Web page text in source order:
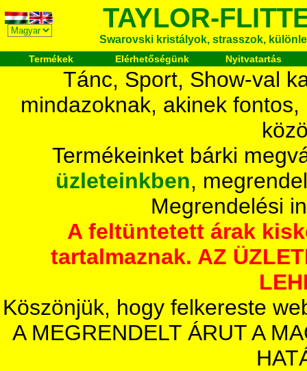
TAYLOR-
Swarovski kristályok, strasszok,
Termékek Elérhetőségünk Nyitvatartás
Tánc, Sport, Show-val
mindazoknak, akinek
Termékeinket bárki
üzleteinkben,
Megrendelési
A feltüntetett árak
tartalmaznak. AZ
Köszönjük, hogy felkereste
A MEGRENDELT ÁRUT A